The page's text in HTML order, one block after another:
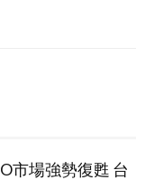
市場強勢復甦 台